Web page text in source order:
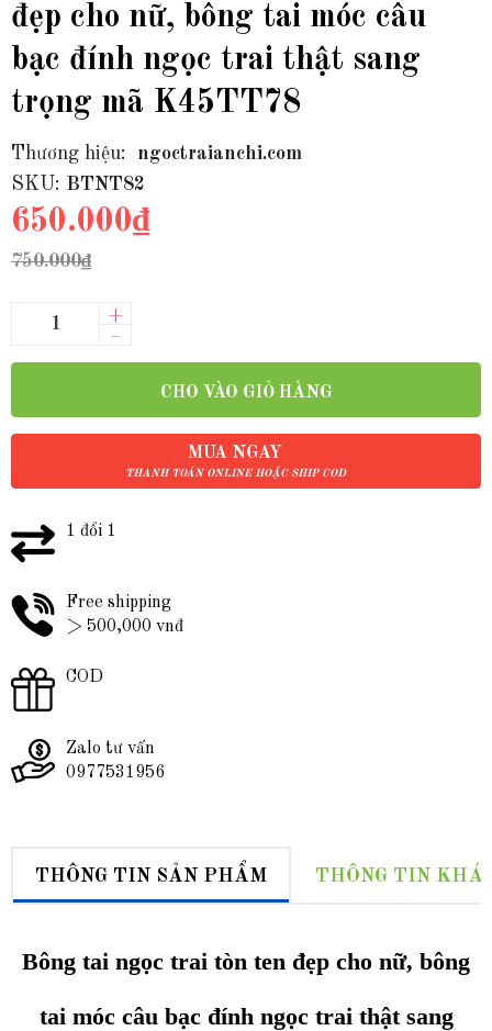
đẹp cho nữ, bông tai móc câu
bạc đính ngọc trai thật sang
trọng mã K45TT78
Thương hiệu:
ngoctraianchi.com
SKU: BTNT82
650.000₫
750.000₫
–
+
CHO VÀO GIỎ HÀNG
MUA NGAY
THANH TOÁN ONLINE HOẶC SHIP COD
1 đổi 1
Free shipping
> 500,000 vnđ
COD
Zalo tư vấn
0977531956
THÔNG TIN SẢN PHẨM THÔNG TIN
Bông tai ngọc trai tòn ten đẹp cho nữ, bông
tai móc câu bạc đính ngọc trai thật sang